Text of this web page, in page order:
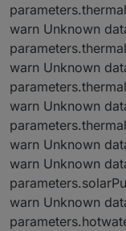
warn Unknown
warn Unknown
warn Unknown
warn Unknown
warn Unknown
warn Unknown